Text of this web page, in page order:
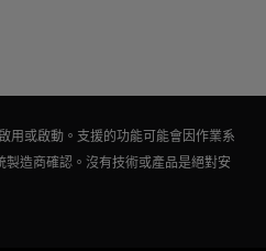
用或啟動。支援的功能可能會因作業系
造商確認。沒有技術或產品是絕對安